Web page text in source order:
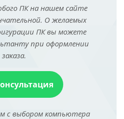
ПК на нашем сайте
О желаемых
ПК вы можете
при оформлении
заказа.
с выбором компьютера